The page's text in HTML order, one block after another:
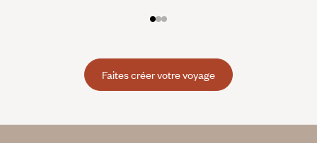
Faites créer votre voyage